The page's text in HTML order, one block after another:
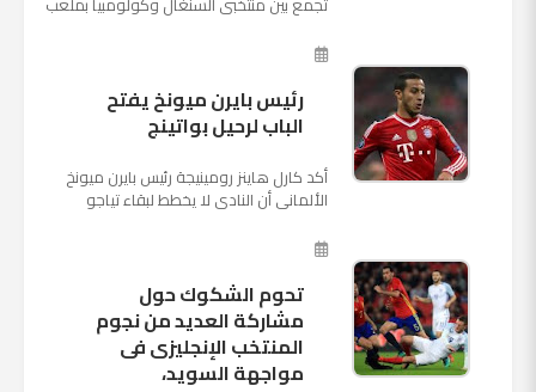
الثالثة والأ...
رئيس بايرن ميونخ يفتح
الباب لرحيل بواتينج
أكد كارل هاينز رومينيجة رئيس بايرن ميونخ
الألمانى أن النادى لا يخطط لبقاء تياجو
وأنه سيستم...
تحوم الشكوك حول
مشاركة العديد من نجوم
المنتخب الإنجليزى فى
مواجهة السويد،